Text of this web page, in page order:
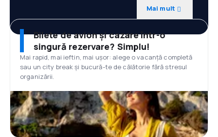
Mai mult
Bilete de avion și cazare într-o
singură rezervare? Simplu!
Mai rapid, mai ieftin, mai ușor: alege o vacanță completă
sau un city break și bucură-te de călătorie fără stresul
organizării.